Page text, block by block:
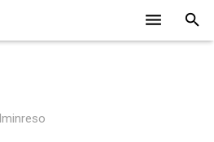
/ Indépendants